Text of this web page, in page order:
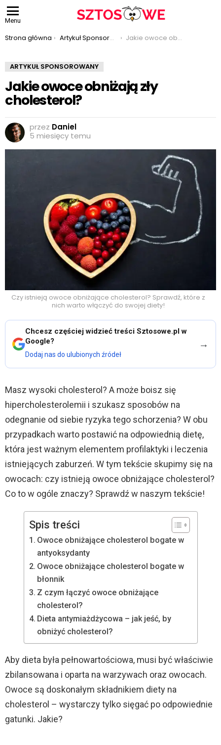
Menu
Jesteś tutaj:
Strona główna Artykuł Sponsorowany Jakie owoce obniżają zły cholesterol?
ARTYKUŁ SPONSOROWANY
Jakie owoce obniżają zły
cholesterol?
przez Daniel
5 miesięcy temu
Czy istnieją owoce obniżające cholesterol? Sprawdź, które z
nich warto włączyć do swojej diety!
Chcesz częściej widzieć treści Sztosowe.pl w
Google?
Dodaj nas do ulubionych źródeł
→
Masz wysoki cholesterol? A może boisz się
hipercholesterolemii i szukasz sposobów na
odegnanie od siebie ryzyka tego schorzenia? W obu
przypadkach warto postawić na odpowiednią dietę,
która jest ważnym elementem profilaktyki i leczenia
istniejących zaburzeń. W tym tekście skupimy się na
owocach: czy istnieją owoce obniżające cholesterol?
Co to w ogóle znaczy? Sprawdź w naszym tekście!
Spis treści
Owoce obniżające cholesterol bogate w
antyoksydanty
Owoce obniżające cholesterol bogate w
błonnik
Z czym łączyć owoce obniżające
cholesterol?
Dieta antymiażdżycowa – jak jeść, by
obniżyć cholesterol?
Aby dieta była pełnowartościowa, musi być właściwie
zbilansowana i oparta na warzywach oraz owocach.
Owoce są doskonałym składnikiem diety na
cholesterol – wystarczy tylko sięgać po odpowiednie
gatunki. Jakie?